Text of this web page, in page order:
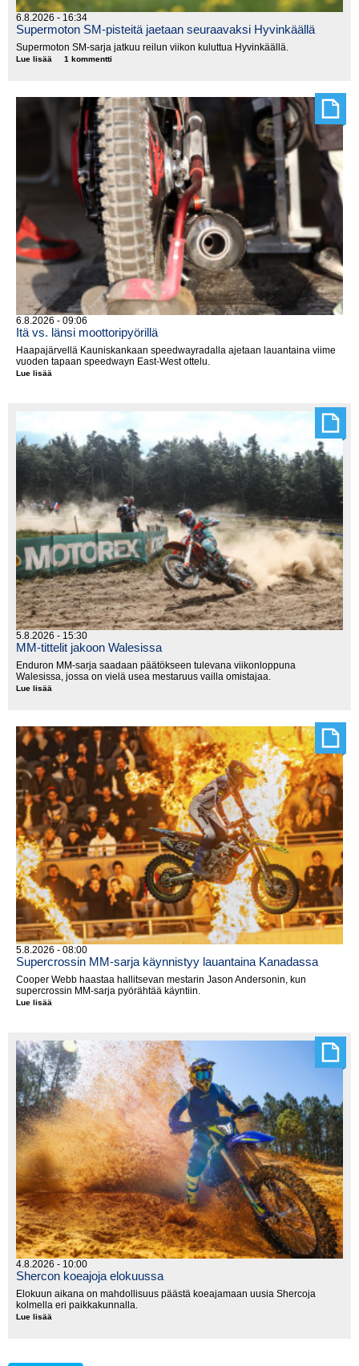
6.8.2026 - 16:34
Supermoton SM-pisteitä jaetaan seuraavaksi Hyvinkäällä
Supermoton SM-sarja jatkuu reilun viikon kuluttua Hyvinkäällä.
Lue lisää Supermoton
seuraavaksi
Hyvinkäällä
1 kommentti
6.8.2026 - 09:06
Itä vs. länsi moottoripyörillä
Haapajärvellä Kauniskankaan speedwayradalla ajetaan lauantaina viime
vuoden tapaan speedwayn East-West ottelu.
Lue lisää
5.8.2026 - 15:30
MM-tittelit jakoon Walesissa
Enduron MM-sarja saadaan päätökseen tulevana viikonloppuna
Walesissa, jossa on vielä usea mestaruus vailla omistajaa.
Lue lisää
5.8.2026 - 08:00
Supercrossin MM-sarja käynnistyy lauantaina Kanadassa
Cooper Webb haastaa hallitsevan mestarin Jason Andersonin, kun
supercrossin MM-sarja pyörähtää käyntiin.
Lue lisää
lauantaina
Kanadassa
4.8.2026 - 10:00
Shercon koeajoja elokuussa
Elokuun aikana on mahdollisuus päästä koeajamaan uusia Shercoja
kolmella eri paikkakunnalla.
Lue lisää